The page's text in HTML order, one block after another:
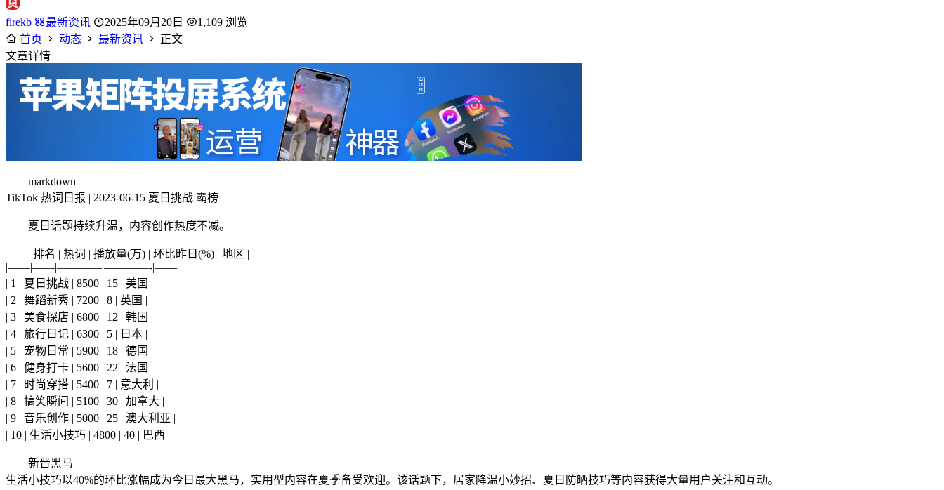
firekb 最新资讯 2025年09月20日
1,109 浏览
首页
动态 最新资讯
正文
文章详情
markdown
TikTok 热词日报 | 2023-06-15 夏日挑战 霸榜
夏日话题持续升温，内容创作热度不减。
| 排名 | 热词 | 播放量(万) | 环比昨日(%) | 地区 |
|——|——|————|————-|——|
| 1 | 夏日挑战 | 8500 | 15 | 美国 |
| 2 | 舞蹈新秀 | 7200 | 8 | 英国 |
| 3 | 美食探店 | 6800 | 12 | 韩国 |
| 4 | 旅行日记 | 6300 | 5 | 日本 |
| 5 | 宠物日常 | 5900 | 18 | 德国 |
| 6 | 健身打卡 | 5600 | 22 | 法国 |
| 7 | 时尚穿搭 | 5400 | 7 | 意大利 |
| 8 | 搞笑瞬间 | 5100 | 30 | 加拿大 |
| 9 | 音乐创作 | 5000 | 25 | 澳大利亚 |
| 10 | 生活小技巧 | 4800 | 40 | 巴西 |
新晋黑马
生活小技巧以40%的环比涨幅成为今日最大黑马，实用型内容在夏季备受欢迎。该话题下，居家降温小妙招、夏日防晒技巧等内容获得大量用户关注和互动。